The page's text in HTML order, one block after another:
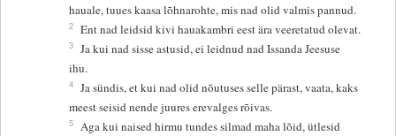
hauale, tuues kaasa lõhnarohte, mis nad olid valmis pannud.
2 Ent nad leidsid kivi hauakambri eest ära veeretatud olevat.
3 Ja kui nad sisse astusid, ei leidnud nad Issanda Jeesuse
ihu.
4 Ja sündis, et kui nad olid nõutuses selle pärast, vaata, kaks
meest seisid nende juures erevalges rõivas.
5 Aga kui naised hirmu tundes silmad maha lõid, ütlesid